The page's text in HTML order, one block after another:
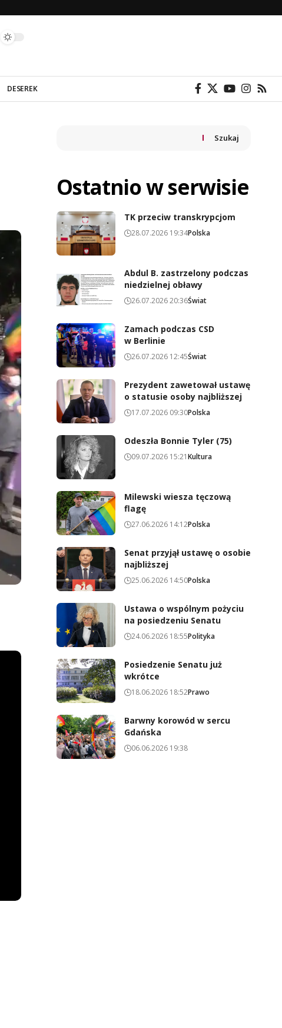
DESEREK
Szukaj
Ostatnio w serwisie
TK przeciw transkrypcjom
28.07.2026 19:34Polska
Abdul B. zastrzelony podczas
niedzielnej obławy
26.07.2026 20:36Świat
Zamach podczas CSD
w Berlinie
26.07.2026 12:45Świat
Prezydent zawetował ustawę
o statusie osoby najbliższej
17.07.2026 09:30Polska
Odeszła Bonnie Tyler (75)
09.07.2026 15:21Kultura
Milewski wiesza tęczową
flagę
27.06.2026 14:12Polska
Senat przyjął ustawę o osobie
najbliższej
25.06.2026 14:50Polska
Ustawa o wspólnym pożyciu
na posiedzeniu Senatu
24.06.2026 18:55Polityka
Posiedzenie Senatu już
wkrótce
18.06.2026 18:52Prawo
Barwny korowód w sercu
Gdańska
06.06.2026 19:38